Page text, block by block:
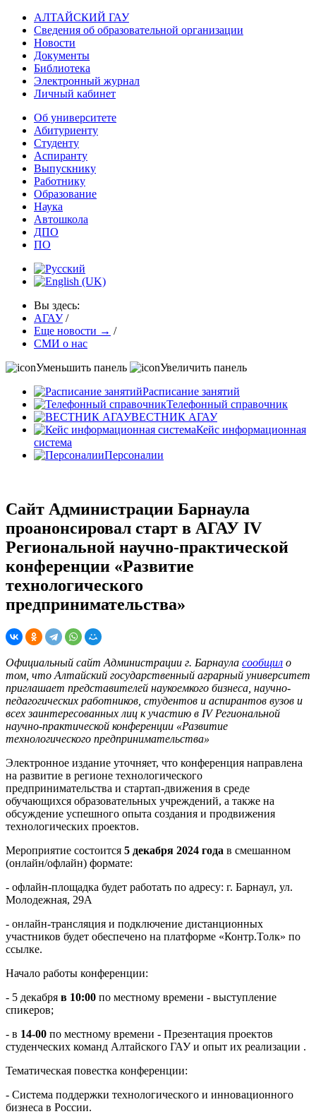
АЛТАЙСКИЙ ГАУ
Сведения об образовательной организации
Новости
Документы
Библиотека
Электронный журнал
Личный кабинет
Об университете
Абитуриенту
Студенту
Аспиранту
Выпускнику
Работнику
Образование
Наука
Автошкола
ДПО
ПО
Вы здесь:
АГАУ /
Еще новости → /
СМИ о нас
Уменьшить панель
Увеличить панель
Расписание занятий
Телефонный справочник
ВЕСТНИК АГАУ
Кейс информационная
система
Персоналии
Сайт Администрации Барнаула
проанонсировал старт в АГАУ IV
Региональной научно-практической
конференции «Развитие
технологического
предпринимательства»
Официальный сайт Администрации г. Барнаула сообщил о
том, что Алтайский государственный аграрный университет
приглашает представителей наукоемкого бизнеса, научно-
педагогических работников, студентов и аспирантов вузов и
всех заинтересованных лиц к участию в IV Региональной
научно-практической конференции «Развитие
технологического предпринимательства»
Электронное издание уточняет, что конференция направлена
на развитие в регионе технологического
предпринимательства и стартап-движения в среде
обучающихся образовательных учреждений, а также на
обсуждение успешного опыта создания и продвижения
технологических проектов.
Мероприятие состоится 5 декабря 2024 года в смешанном
(онлайн/офлайн) формате:
- офлайн-площадка будет работать по адресу: г. Барнаул, ул.
Молодежная, 29А
- онлайн-трансляция и подключение дистанционных
участников будет обеспечено на платформе «Контр.Толк» по
ссылке.
Начало работы конференции:
- 5 декабря в 10:00 по местному времени - выступление
спикеров;
- в 14-00 по местному времени - Презентация проектов
студенческих команд Алтайского ГАУ и опыт их реализации .
Тематическая повестка конференции:
- Система поддержки технологического и инновационного
бизнеса в России.